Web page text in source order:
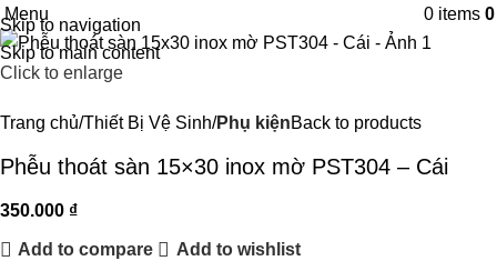
Skip to navigation
Skip to main content
Menu 0 items
Click to enlarge
Trang chủ Thiết Bị Vệ Sinh Phụ kiệnBack to products
Phễu thoát sàn 15×30 inox mờ PST304 – Cái
350.000 ₫
Add to compare Add to wishlist